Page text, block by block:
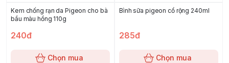
Kem chống rạn da Pigeon cho bà
bầu màu hồng 110g
240đ
Chọn mua
Bình sữa pigeon cổ rộng 240ml
285đ
Chọn mua